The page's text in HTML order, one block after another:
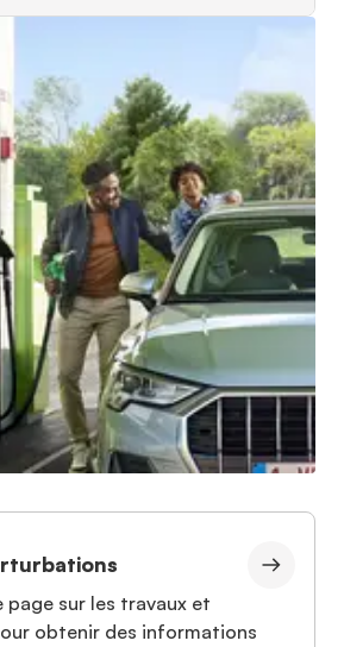
sur les travaux et
obtenir des informations